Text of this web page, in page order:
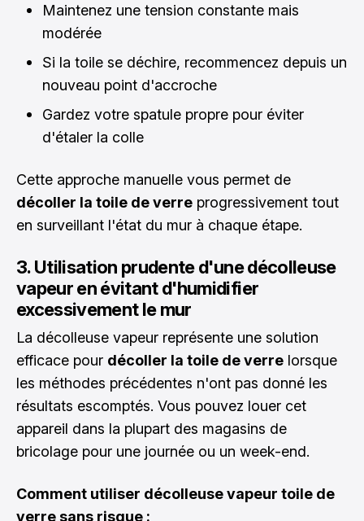
Maintenez une tension constante mais
modérée
Si la toile se déchire, recommencez depuis un
nouveau point d'accroche
Gardez votre spatule propre pour éviter
d'étaler la colle
Cette approche manuelle vous permet de
décoller la toile de verre progressivement tout
en surveillant l'état du mur à chaque étape.
3. Utilisation prudente d'une décolleuse
vapeur en évitant d'humidifier
excessivement le mur
La décolleuse vapeur représente une solution
efficace pour décoller la toile de verre lorsque
les méthodes précédentes n'ont pas donné les
résultats escomptés. Vous pouvez louer cet
appareil dans la plupart des magasins de
bricolage pour une journée ou un week-end.
Comment utiliser décolleuse vapeur toile de
verre sans risque :